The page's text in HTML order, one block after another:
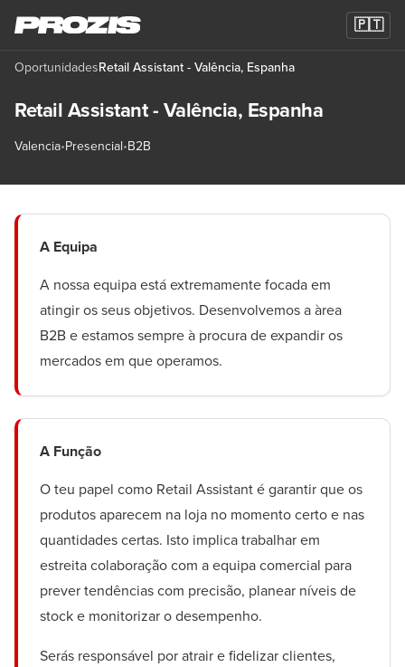
🇵🇹
OportunidadesRetail Assistant - Valência, Espanha
Retail Assistant - Valência, Espanha
Valencia•Presencial•B2B
A Equipa
A nossa equipa está extremamente focada em
atingir os seus objetivos. Desenvolvemos a àrea
B2B e estamos sempre à procura de expandir os
mercados em que operamos.
A Função
O teu papel como Retail Assistant é garantir que os
produtos aparecem na loja no momento certo e nas
quantidades certas. Isto implica trabalhar em
estreita colaboração com a equipa comercial para
prever tendências com precisão, planear níveis de
stock e monitorizar o desempenho.
Serás responsável por atrair e fidelizar clientes,